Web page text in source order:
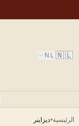
🇳🇱
NL
الرئيسية ديزاينر